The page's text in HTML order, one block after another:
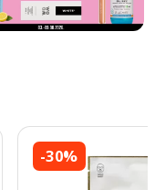
-30%